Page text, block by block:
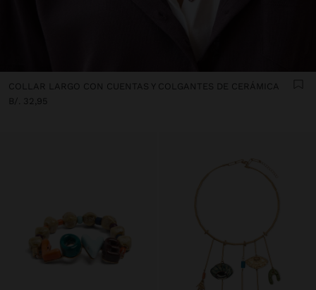
COLLAR LARGO CON CUENTAS Y COLGANTES DE CERÁMICA
B/. 32,95